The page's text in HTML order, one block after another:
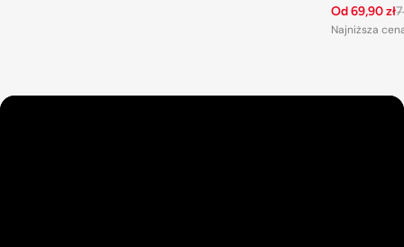
Od 69,90 zł
Najniższa